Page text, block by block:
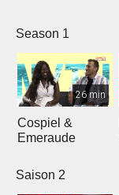
Season 1
26 min
Cospiel &
Emeraude
Saison 2